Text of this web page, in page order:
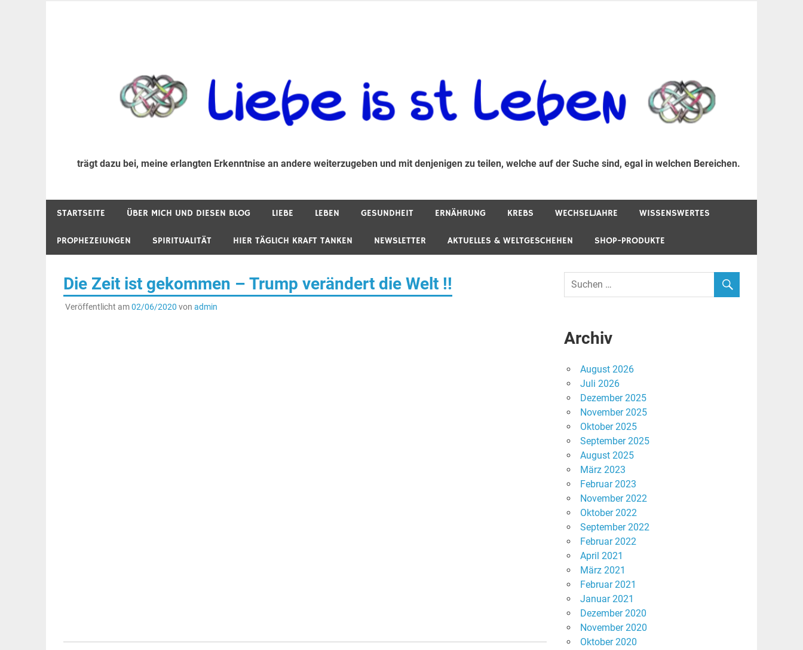
trägt dazu bei, meine erlangten Erkenntnise an andere weiterzugeben und mit denjenigen zu teilen, welche auf der Suche sind, egal in welchen Bereichen.
STARTSEITE ÜBER MICH UND DIESEN BLOG LIEBE LEBEN GESUNDHEIT ERNÄHRUNG KREBS WECHSELJAHRE WISSENSWERTES
PROPHEZEIUNGEN SPIRITUALITÄT HIER TÄGLICH KRAFT TANKEN NEWSLETTER AKTUELLES & WELTGESCHEHEN SHOP-PRODUKTE
Die Zeit ist gekommen – Trump verändert die Welt !!
Veröffentlicht am02/06/2020 von admin
Archiv
August 2026
Juli 2026
Dezember 2025
November 2025
Oktober 2025
September 2025
August 2025
März 2023
Februar 2023
November 2022
Oktober 2022
September 2022
Februar 2022
April 2021
März 2021
Februar 2021
Januar 2021
Dezember 2020
November 2020
Oktober 2020